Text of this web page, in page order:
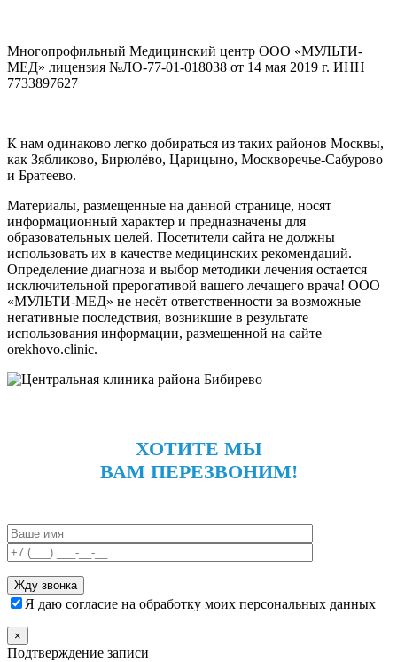
Многопрофильный Медицинский центр ООО «МУЛЬТИ-
МЕД» лицензия №ЛО-77-01-018038 от 14 мая 2019 г. ИНН
7733897627
К нам одинаково легко добираться из таких районов Москвы,
как Зябликово, Бирюлёво, Царицыно, Москворечье-Сабурово
и Братеево.
Материалы, размещенные на данной странице, носят
информационный характер и предназначены для
образовательных целей. Посетители сайта не должны
использовать их в качестве медицинских рекомендаций.
Определение диагноза и выбор методики лечения остается
исключительной прерогативой вашего лечащего врача! ООО
«МУЛЬТИ-МЕД» не несёт ответственности за возможные
негативные последствия, возникшие в результате
использования информации, размещенной на сайте
orekhovo.clinic.
ХОТИТЕ МЫ
ВАМ ПЕРЕЗВОНИМ!
Я даю согласие на обработку моих персональных данных
×
Подтверждение записи